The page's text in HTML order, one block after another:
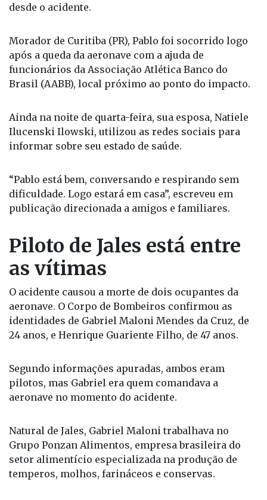
desde o acidente.
Morador de Curitiba (PR), Pablo foi socorrido logo
após a queda da aeronave com a ajuda de
funcionários da Associação Atlética Banco do
Brasil (AABB), local próximo ao ponto do impacto.
Ainda na noite de quarta-feira, sua esposa, Natiele
Ilucenski Ilowski, utilizou as redes sociais para
informar sobre seu estado de saúde.
“Pablo está bem, conversando e respirando sem
dificuldade. Logo estará em casa”, escreveu em
publicação direcionada a amigos e familiares.
Piloto de Jales está entre
as vítimas
O acidente causou a morte de dois ocupantes da
aeronave. O Corpo de Bombeiros confirmou as
identidades de Gabriel Maloni Mendes da Cruz, de
24 anos, e Henrique Guariente Filho, de 47 anos.
Segundo informações apuradas, ambos eram
pilotos, mas Gabriel era quem comandava a
aeronave no momento do acidente.
Natural de Jales, Gabriel Maloni trabalhava no
Grupo Ponzan Alimentos, empresa brasileira do
setor alimentício especializada na produção de
temperos, molhos, farináceos e conservas.